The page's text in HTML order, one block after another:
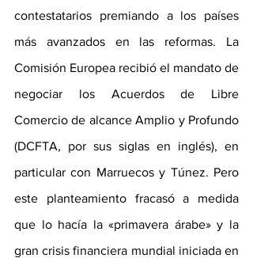
contestatarios premiando a los países
más avanzados en las reformas. La
Comisión Europea recibió el mandato de
negociar los Acuerdos de Libre
Comercio de alcance Amplio y Profundo
(DCFTA, por sus siglas en inglés), en
particular con Marruecos y Túnez. Pero
este planteamiento fracasó a medida
que lo hacía la «primavera árabe» y la
gran crisis financiera mundial iniciada en